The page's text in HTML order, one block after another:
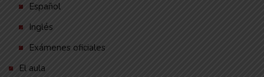
Español
Inglés
Exámenes oficiales
El aula